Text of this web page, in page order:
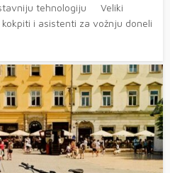
tehnologiju Veliki
i asistenti za vožnju doneli